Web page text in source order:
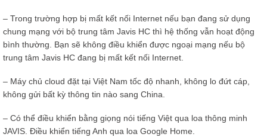
– Trong trường hợp bị mất kết nối Internet nếu bạn đang sử dụng
chung mạng với bộ trung tâm Javis HC thì hệ thống vẫn hoạt động
bình thường. Bạn sẽ không điều khiển được ngoại mạng nếu bộ
trung tâm Javis HC đang bị mất kết nối Internet.
– Máy chủ cloud đặt tại Việt Nam tốc độ nhanh, không lo đứt cáp,
không gửi bất kỳ thông tin nào sang China.
– Có thể điều khiển bằng giọng nói tiếng Việt qua loa thông minh
JAVIS. Điều khiển tiếng Anh qua loa Google Home.